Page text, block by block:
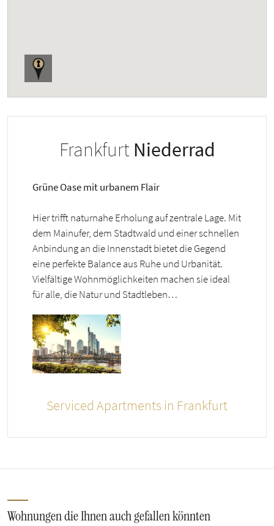
Frankfurt Niederrad
Grüne Oase mit urbanem Flair
Hier trifft naturnahe Erholung auf zentrale Lage. Mit
dem Mainufer, dem Stadtwald und einer schnellen
Anbindung an die Innenstadt bietet die Gegend
eine perfekte Balance aus Ruhe und Urbanität.
Vielfältige Wohnmöglichkeiten machen sie ideal
für alle, die Natur und Stadtleben…
Serviced Apartments in Frankfurt
Wohnungen die Ihnen auch gefallen könnten